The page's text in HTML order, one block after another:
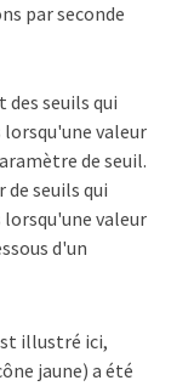
par seconde
seuils qui
valeur
de seuil.
de seuils qui
valeur
d'un
illustré ici,
jaune) a été